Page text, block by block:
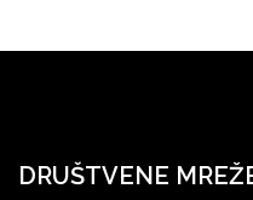
DRUŠTVENE